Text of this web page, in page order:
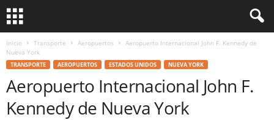
Inicio Transporte Aeropuertos
Aeropuerto Internacional John F. Kennedy de
Nueva York
TRANSPORTE AEROPUERTOS ESTADOS UNIDOS NUEVA YORK
Aeropuerto Internacional John F.
Kennedy de Nueva York